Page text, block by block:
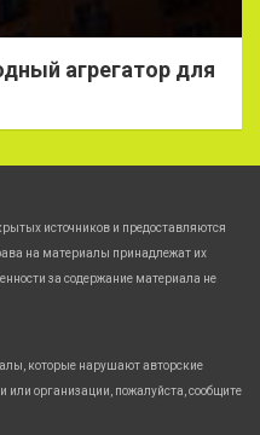
агрегатор для
источников и предоставляются
на материалы принадлежат их
за содержание материала не
которые нарушают авторские
организации, пожалуйста, сообщите